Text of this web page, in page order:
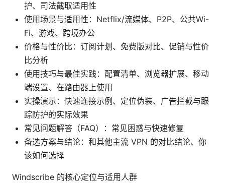
护、司法截取适用性
使用场景与适用性：Netflix/流媒体、P2P、公共Wi-
Fi、游戏、跨境办公
价格与性价比：订阅计划、免费版对比、促销与性价
比分析
使用技巧与最佳实践：配置清单、浏览器扩展、移动
端设置、在路由器上使用
实操演示：快速连接示例、定位伪装、广告拦截与跟
踪防护的实际效果
常见问题解答（FAQ）：常见困惑与快速修复
备选方案与结论：和其他主流 VPN 的对比结论、你
该如何选择
Windscribe 的核心定位与适用人群